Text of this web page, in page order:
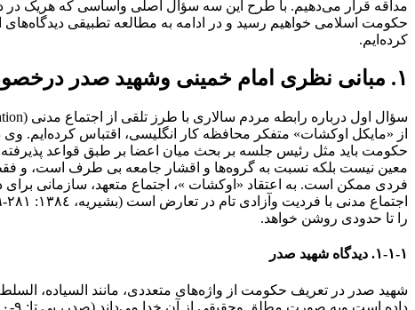
مداقه قرار می‌دهیم. با طرح این سه سؤال اصلی واساسی که هریک
حکومت اسلامی خواهیم رسید و در ادامه‌ به‌ مطالعه تطبیقی
کرده‌ایم.
١. مبانی نظری امام خمینی وشهید صدر
از‌ «مایکل اوکشات» متفکر محافظه کار‌ انگلیسی‌، اقتباس‌ کرده‌ایم.
حکومت باید مثل رئیس جلسه‌ بر‌ بحث میان‌ اعضا‌ بر‌ طبق قواعد
معین‌ نیست‌ بلکه‌ نسبت‌ به گروه‌ها و اقشار‌ جامعه بی طرف است، و فقط
فردی ممکن است. به اعتقاد «اوکشات »، اجتماع متعهد، سازمانی
را تا حدودی روشن خواهد.
١-١-١. دیدگاه شهید صدر
شهید صدر در تعریف حکومت از واژه‌های متعددی، مانند السیاده‌،